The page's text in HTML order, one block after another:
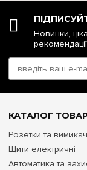
Новинки,
рекомендації
КАТАЛОГ
Розетки та
Щити електричні
Автоматика та